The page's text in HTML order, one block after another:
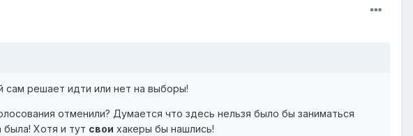
сам решает идти или нет на выборы!
отменили? Думается что здесь нельзя было бы заниматься
Хотя и тут свои хакеры бы нашлись!